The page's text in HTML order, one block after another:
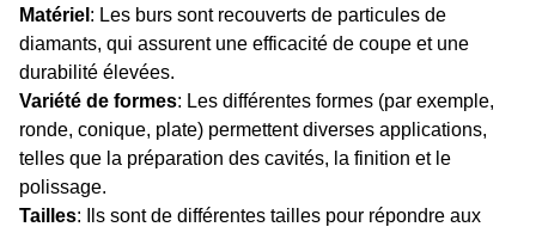
Matériel : Les burs sont recouverts de particules de
diamants, qui assurent une efficacité de coupe et une
durabilité élevées.
Variété de formes: Les différentes formes (par exemple,
ronde, conique, plate) permettent diverses applications,
telles que la préparation des cavités, la finition et le
polissage.
Tailles: Ils sont de différentes tailles pour répondre aux